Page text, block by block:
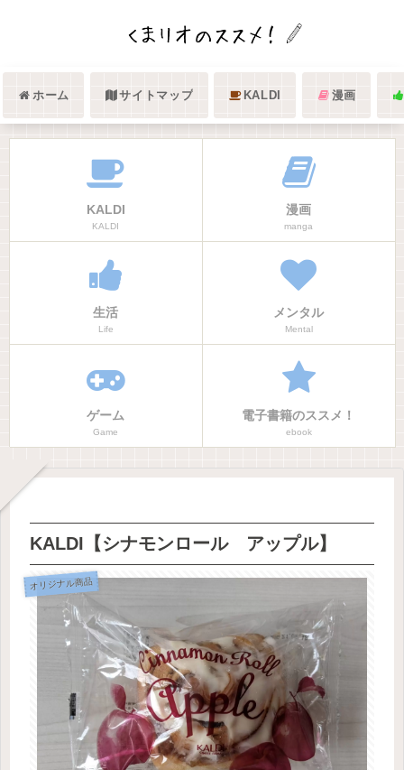
ホーム サイトマップ KALDI 漫画
KALDI
KALDI
漫画
manga
生活
Life
メンタル
Mental
ゲーム
Game
電子書籍のススメ！
ebook
KALDI【シナモンロール アップル】
オリジナル商品